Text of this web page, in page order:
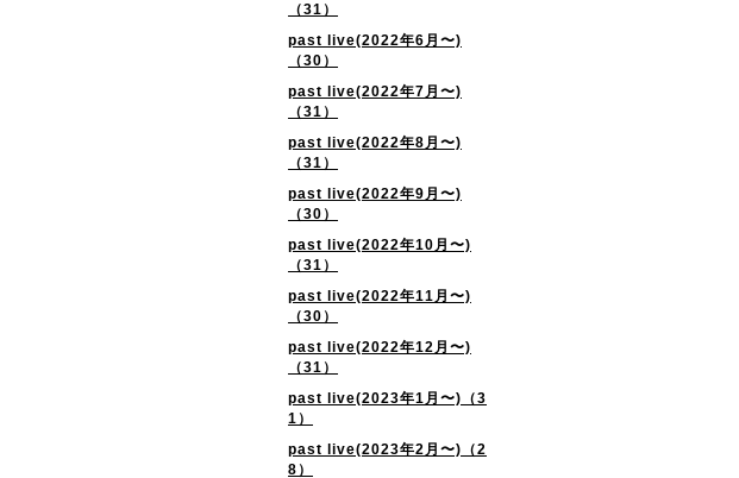
（31）
past live(2022年6月〜)
（30）
past live(2022年7月〜)
（31）
past live(2022年8月〜)
（31）
past live(2022年9月〜)
（30）
past live(2022年10月〜)
（31）
past live(2022年11月〜)
（30）
past live(2022年12月〜)
（31）
past live(2023年1月〜)（3
1）
past live(2023年2月〜)（2
8）